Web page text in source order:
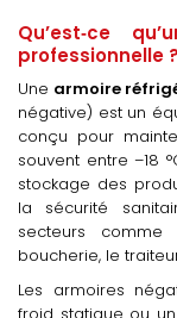
Qu’est‑ce
professionnelle ?
Une armoire
négative) est un
conçu pour
souvent entre –18
stockage des
la sécurité
secteurs
boucherie, le
Les armoires